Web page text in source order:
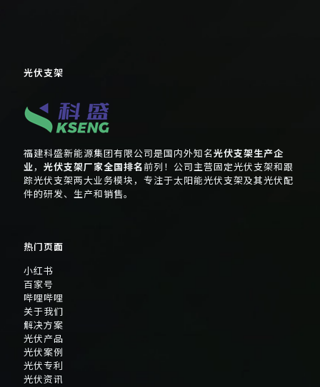
光伏支架
福建科盛新能源集团有限公司是国内外知名光伏支架生产企
业， 光伏支架厂家全国排名前列！公司主营固定光伏支架和跟
踪光伏支架两大业务模块，专注于太阳能光伏支架及其光伏配
件的研发、生产和销售。
热门页面
小红书
百家号
哔哩哔哩
关于我们
解决方案
光伏产品
光伏案例
光伏专利
光伏资讯